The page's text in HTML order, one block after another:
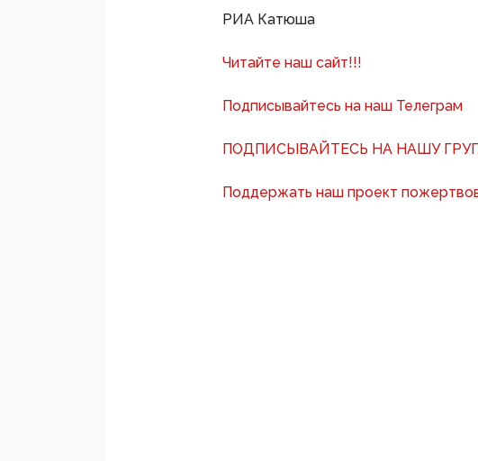
РИА Катюша
Читайте наш сайт!!!
Подписывайтесь на наш Телеграм
ПОДПИСЫВАЙТЕСЬ НА НАШУ
Поддержать наш проект